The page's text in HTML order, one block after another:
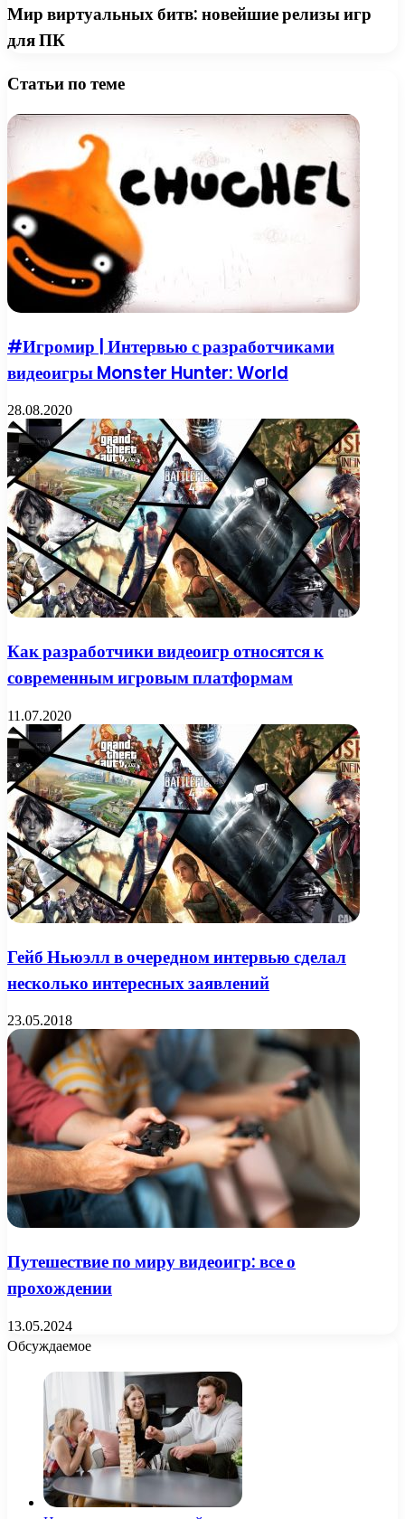
Мир виртуальных битв: новейшие релизы игр
для ПК
Статьи по теме
#Игромир | Интервью с разработчиками
видеоигры Monster Hunter: World
28.08.2020
Как разработчики видеоигр относятся к
современным игровым платформам
11.07.2020
Гейб Ньюэлл в очередном интервью сделал
несколько интересных заявлений
23.05.2018
Путешествие по миру видеоигр: все о
прохождении
13.05.2024
Обсуждаемое